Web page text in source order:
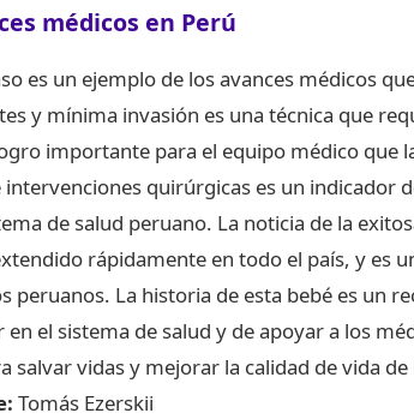
médicos en Perú
es un ejemplo de los avances médicos
y mínima invasión es una técnica que
importante para el equipo médico que
quirúrgicas es un indicador
de salud peruano. La noticia de la
rápidamente en todo el país, y es
peruanos. La historia de esta bebé es un
en el sistema de salud y de apoyar a los
salvar vidas y mejorar la calidad de vida
Tomás Ezerskii